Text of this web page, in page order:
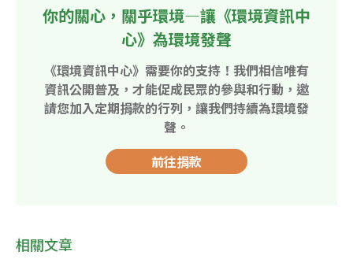
你的關心，關乎環境—讓《環境資訊中
心》為環境發聲
《環境資訊中心》需要你的支持！我們相信唯有
資訊公開普及，才能促成民眾的參與和行動，邀
請您加入定期捐款的行列，讓我們持續為環境發
聲。
前往捐款
相關文章